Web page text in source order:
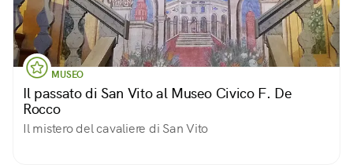
MUSEO
Il passato di San Vito al Museo Civico F. De
Rocco
Il mistero del cavaliere di San Vito